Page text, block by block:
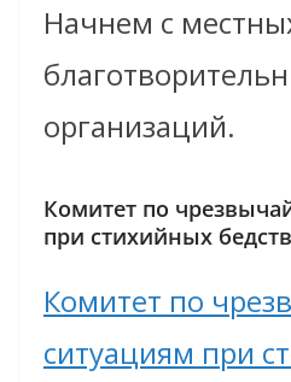
Начнем с
организаций.
Комитет по
при стихийных
Комитет по
ситуациям при